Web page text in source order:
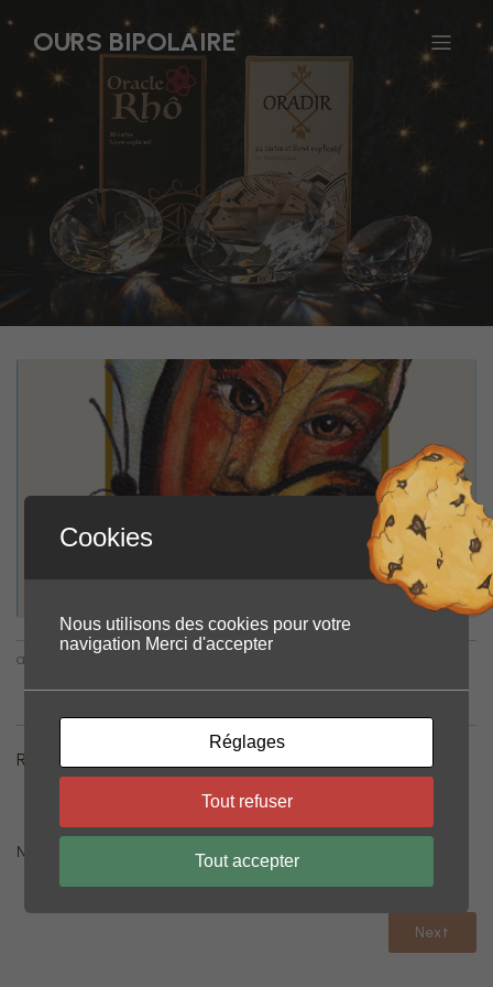
OURS BIPOLAIRE
admin mai 21, 2026
Renouveau de votre situation
TAGS:
No tags
Next
Cookies
Nous utilisons des cookies pour votre
navigation Merci d'accepter
Réglages
Tout refuser
Tout accepter